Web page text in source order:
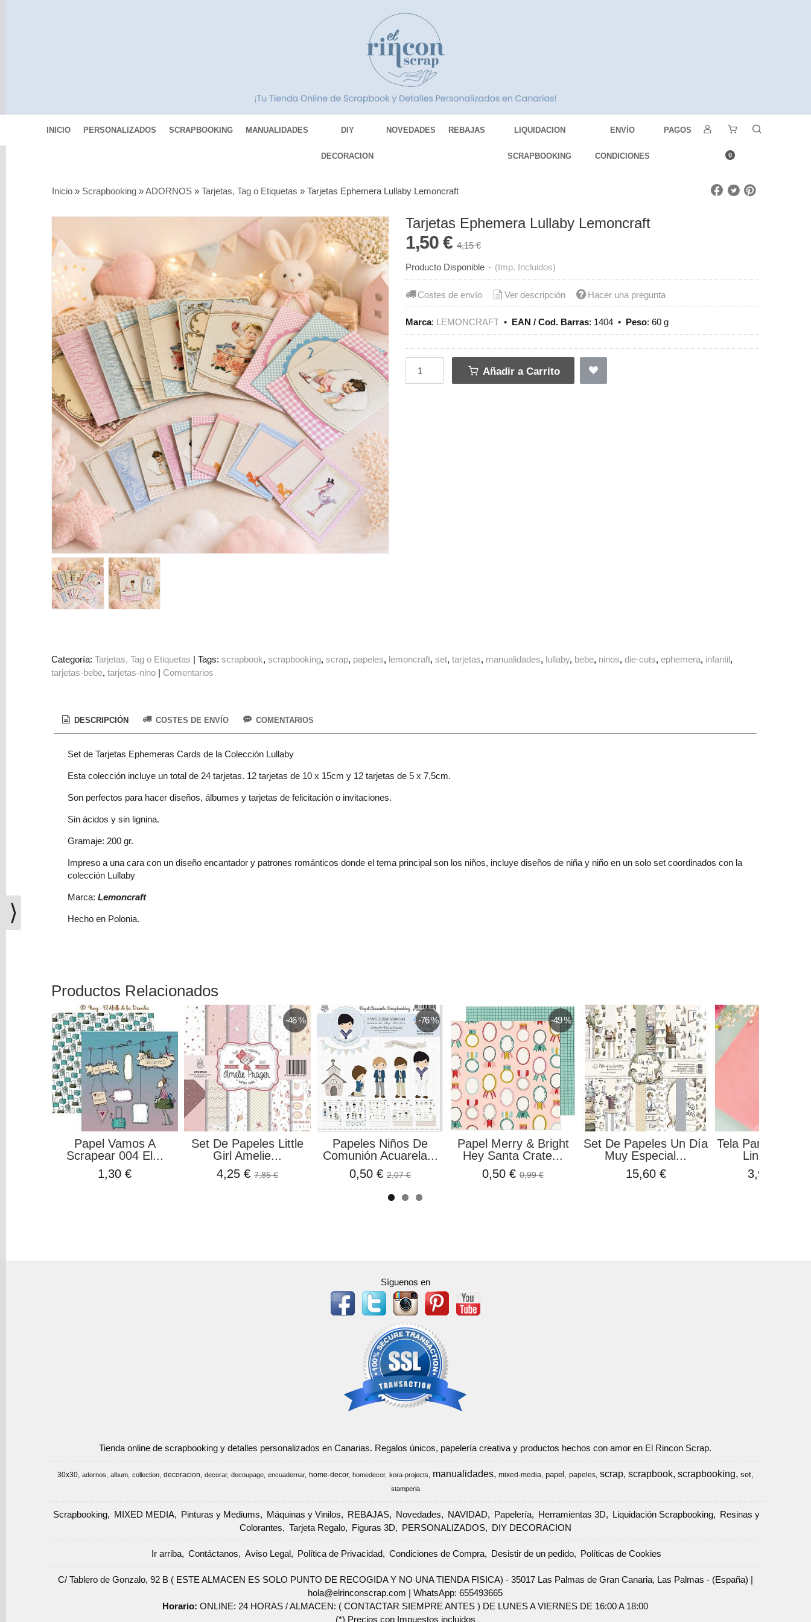
INICIO PERSONALIZADOS SCRAPBOOKING MANUALIDADES DIY
DECORACION
NOVEDADES REBAJAS LIQUIDACION
SCRAPBOOKING
ENVÍO
CONDICIONES
PAGOS
0
MEDIA
Pinturas
Mediums
Máquinas
Vinilos
REBAJAS
Novedades
NAVIDAD
Papelería
Herramientas
Liquidación
Scrapbooking
Resinas
Colorantes
Tarjeta
Regalo
Figuras
DIY
DECORACION
Carrito
Instagram
Facebook
Youtube
Inicio » Scrapbooking »ADORNOS»Tarjetas, Tag o Etiquetas »Tarjetas Ephemera Lullaby Lemoncraft
Tarjetas Ephemera Lullaby Lemoncraft
1,50 €4,15 €
Producto Disponible - (Imp. Incluidos)
Costes de envío Ver descripción Hacer una pregunta
Marca: LEMONCRAFT • EAN / Cod. Barras: 1404 • Peso:60 g
Añadir a Carrito
Categoría:Tarjetas, Tag o Etiquetas |Tags:scrapbook scrapbooking scrap papeles lemoncraft set tarjetas manualidades lullaby bebe ninos die-cuts ephemera infantil
tarjetas-bebe tarjetas-nino | Comentarios
DESCRIPCIÓN COSTES DE ENVÍO COMENTARIOS
Set de Tarjetas Ephemeras Cards de la Colección Lullaby
Esta colección incluye un total de 24 tarjetas. 12 tarjetas de 10 x 15cm y 12 tarjetas de 5 x 7,5cm.
Son perfectos para hacer diseños, álbumes y tarjetas de felicitación o invitaciones.
Sin ácidos y sin lignina.
Gramaje: 200 gr.
Impreso a una cara con un diseño encantador y patrones románticos donde el tema principal son los niños, incluye diseños de niña y niño en un solo set coordinados con la
colección Lullaby
Marca: Lemoncraft
Hecho en Polonia.
Productos Relacionados
Papel Vamos A
Scrapear 004 El...
1,30 €
-46 %
Set De Papeles Little
Girl Amelie...
4,25 €7,85 €
-76 %
Papeles Niños De
Comunión Acuarela...
0,50 €2,07 €
-49 %
Papel Merry & Bright
Hey Santa Crate...
0,50 €0,99 €
Set De Papeles Un Día
Muy Especial...
15,60 €
Tela Para
Lino
3,99 €
Síguenos en
Tienda online de scrapbooking y detalles personalizados en Canarias. Regalos únicos, papelería creativa y productos hechos con amor en El Rincon Scrap.
30x30 adornos album collection decoracion decorar decoupage encuadernar home-decor homedecor kora-projects manualidades mixed-media papel papeles scrap scrapbook scrapbooking set
stamperia
Scrapbooking MIXED MEDIA Pinturas y Mediums Máquinas y Vinilos REBAJAS Novedades NAVIDAD Papelería Herramientas 3D Liquidación Scrapbooking
Resinas y
Colorantes
Tarjeta Regalo Figuras 3D PERSONALIZADOS DIY DECORACION
Ir arriba Contáctanos Aviso Legal Política de Privacidad Condiciones de Compra Desistir de un pedido Políticas de Cookies
C/ Tablero de Gonzalo, 92 B ( ESTE ALMACEN ES SOLO PUNTO DE RECOGIDA Y NO UNA TIENDA FISICA) - 35017 Las Palmas de Gran Canaria, Las Palmas - (España) |
hola@elrinconscrap.com |WhatsApp: 655493665
Horario:ONLINE: 24 HORAS / ALMACEN: ( CONTACTAR SIEMPRE ANTES ) DE LUNES A VIERNES DE 16:00 A 18:00
(*) Precios con Impuestos incluidos
⟩